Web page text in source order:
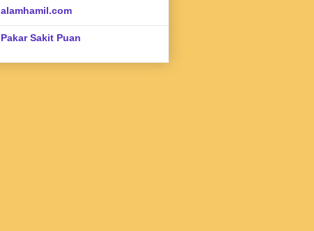
alamhamil.com
Pakar Sakit Puan